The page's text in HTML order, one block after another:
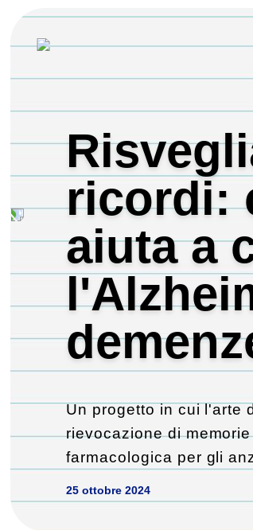
ricordi:
aiuta a
Un progetto in cui l'arte
rievocazione di
farmacologica per gli
25 ottobre 2024